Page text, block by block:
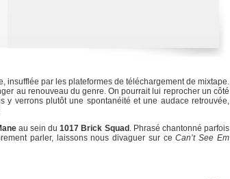
insufflée par les plateformes de téléchargement de mixtape.
au renouveau du genre. On pourrait lui reprocher un côté
y verrons plutôt une spontanéité et une audace retrouvée,
au sein du1017 Brick Squad . Phrasé chantonné parfois
parler, laissons nous divaguer sur ceCan’t See Em